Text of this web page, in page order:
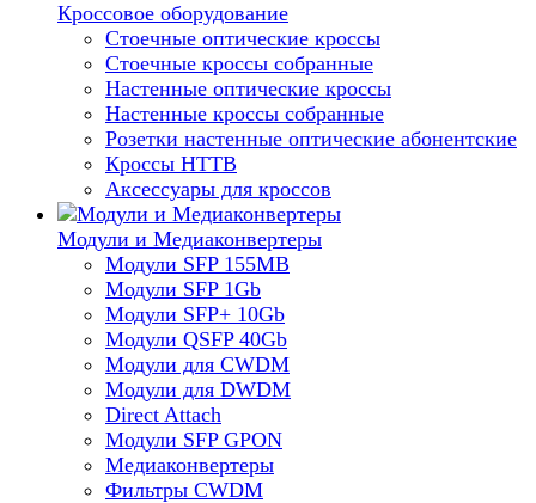
Кроссовое оборудование
Стоечные оптические кроссы
Стоечные кроссы собранные
Настенные оптические кроссы
Настенные кроссы собранные
Розетки настенные оптические абонентские
Кроссы HTTB
Аксессуары для кроссов
Модули и Медиаконвертеры
Модули SFP 155MB
Модули SFP 1Gb
Модули SFP+ 10Gb
Модули QSFP 40Gb
Модули для CWDM
Модули для DWDM
Direct Attach
Модули SFP GPON
Медиаконвертеры
Фильтры CWDM